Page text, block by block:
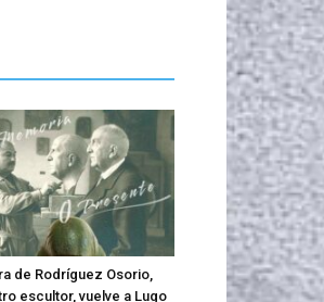
de Rodríguez Osorio,
escultor, vuelve a Lugo